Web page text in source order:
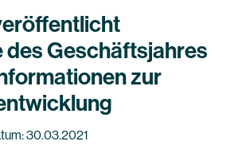
des Geschäftsjahres
zur
30.03.2021